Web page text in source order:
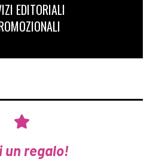
EDITORIALI
regalo!